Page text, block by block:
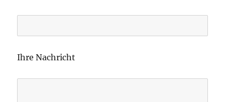
e
s
Ihre Nachricht